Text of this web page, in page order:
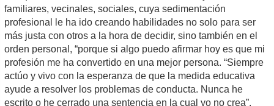
familiares, vecinales, sociales, cuya sedimentación
profesional le ha ido creando habilidades no solo para ser
más justa con otros a la hora de decidir, sino también en el
orden personal, “porque si algo puedo afirmar hoy es que mi
profesión me ha convertido en una mejor persona. “Siempre
actúo y vivo con la esperanza de que la medida educativa
ayude a resolver los problemas de conducta. Nunca he
escrito o he cerrado una sentencia en la cual yo no crea”.